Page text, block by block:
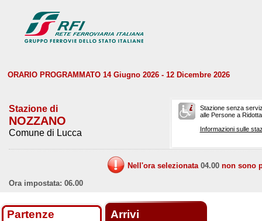
ORARIO PROGRAMMATO 14 Giugno 2026 - 12 Dicembre 2026
Stazione di
NOZZANO
Comune di Lucca
Stazione senza
alle Persone a
Informazioni sulle
Nell'ora selezionata 04.00 non sono
Ora impostata: 06.00
Partenze Arrivi